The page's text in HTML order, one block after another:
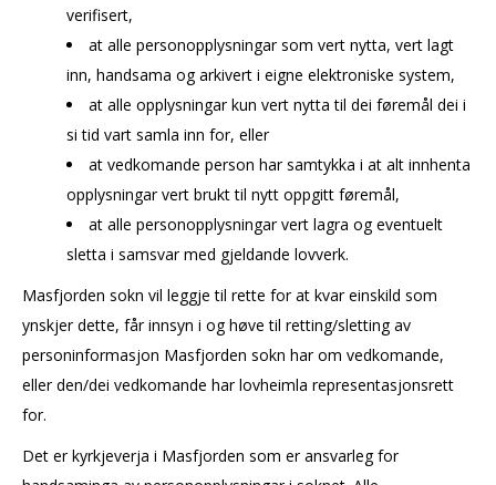
verifisert,
at alle personopplysningar som vert nytta, vert lagt
inn, handsama og arkivert i eigne elektroniske system,
at alle opplysningar kun vert nytta til dei føremål dei i
si tid vart samla inn for, eller
at vedkomande person har samtykka i at alt innhenta
opplysningar vert brukt til nytt oppgitt føremål,
at alle personopplysningar vert lagra og eventuelt
sletta i samsvar med gjeldande lovverk.
Masfjorden sokn vil leggje til rette for at kvar einskild som
ynskjer dette, får innsyn i og høve til retting/sletting av
personinformasjon Masfjorden sokn har om vedkomande,
eller den/dei vedkomande har lovheimla representasjonsrett
for.
Det er kyrkjeverja i Masfjorden som er ansvarleg for